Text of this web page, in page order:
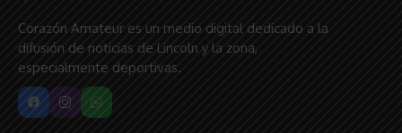
Corazón Amateur es un medio digital dedicado a la
difusión de noticias de Lincoln y la zona,
especialmente deportivas.